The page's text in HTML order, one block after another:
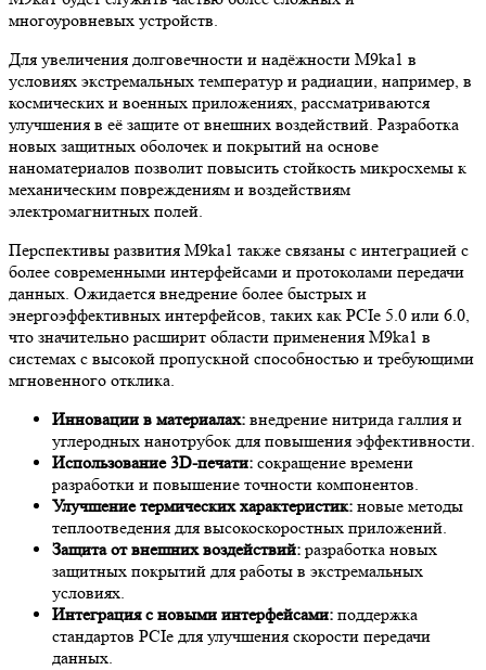
многоуровневых устройств.
Для увеличения долговечности и надёжности M9ka1 в
условиях экстремальных температур и радиации, например, в
космических и военных приложениях, рассматриваются
улучшения в её защите от внешних воздействий. Разработка
новых защитных оболочек и покрытий на основе
наноматериалов позволит повысить стойкость микросхемы к
механическим повреждениям и воздействиям
электромагнитных полей.
Перспективы развития M9ka1 также связаны с интеграцией с
более современными интерфейсами и протоколами передачи
данных. Ожидается внедрение более быстрых и
энергоэффективных интерфейсов, таких как PCIe 5.0 или 6.0,
что значительно расширит области применения M9ka1 в
системах с высокой пропускной способностью и требующими
мгновенного отклика.
Инновации в материалах: внедрение нитрида галлия и
углеродных нанотрубок для повышения эффективности.
Использование 3D-печати: сокращение времени
разработки и повышение точности компонентов.
Улучшение термических характеристик: новые методы
теплоотведения для высокоскоростных приложений.
Защита от внешних воздействий: разработка новых
защитных покрытий для работы в экстремальных
условиях.
Интеграция с новыми интерфейсами: поддержка
стандартов PCIe для улучшения скорости передачи
данных.